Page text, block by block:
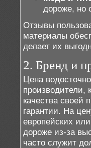
дороже, но
Отзывы
материалы
делает их
2. Бренд и
Цена
производители,
качества своей
гарантии. На
европейских
дороже из-за
часто служит